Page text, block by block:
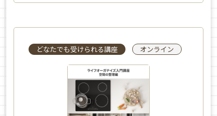
どなたでも受けられる講座 オンライン